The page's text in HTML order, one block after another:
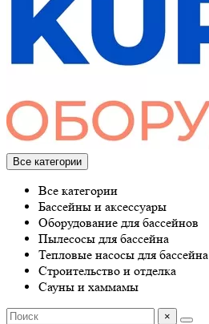
Все категории
Все категории
Бассейны и аксессуары
Оборудование для бассейнов
Пылесосы для бассейна
Тепловые насосы для бассейна
Строительство и отделка
Сауны и хаммамы
×